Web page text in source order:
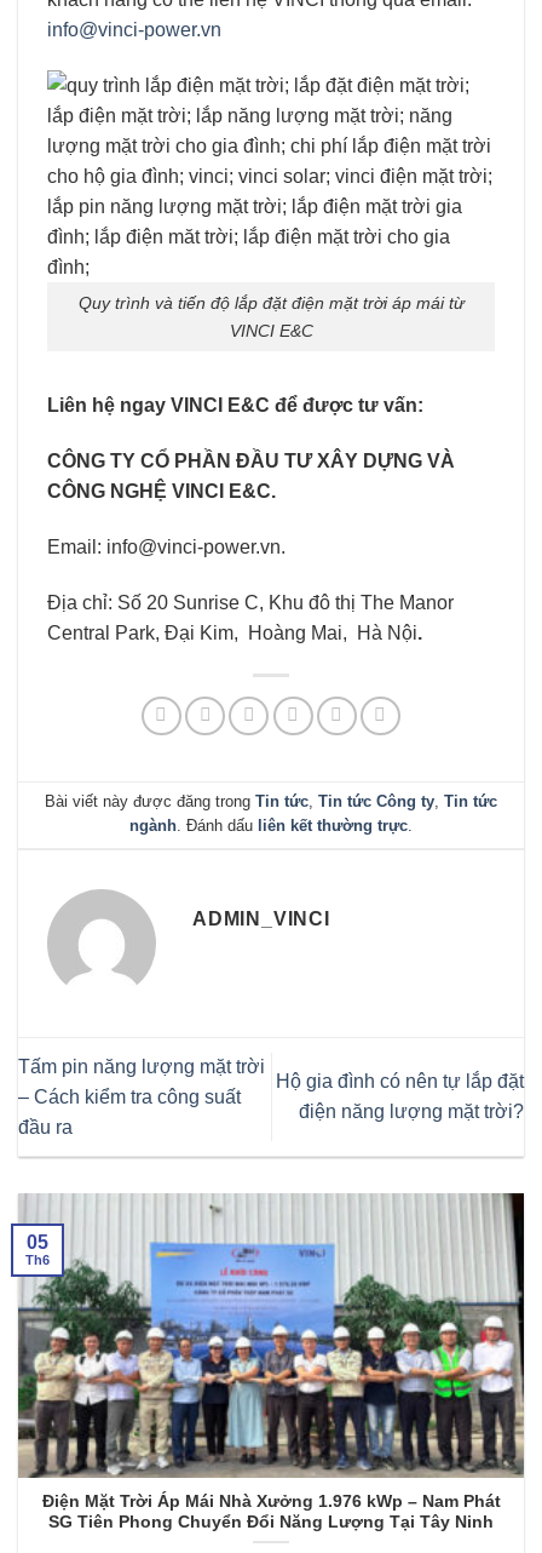
info@vinci-power.vn
Quy trình và tiến độ lắp đặt điện mặt trời áp mái từ
VINCI E&C
Liên hệ ngay VINCI E&C để được tư vấn:
CÔNG TY CỔ PHẦN ĐẦU TƯ XÂY DỰNG VÀ
CÔNG NGHỆ VINCI E&C.
Email: info@vinci-power.vn.
Địa chỉ: Số 20 Sunrise C, Khu đô thị The Manor
Central Park, Đại Kim, Hoàng Mai, Hà Nội.
Bài viết này được đăng trong Tin tức, Tin tức Công ty, Tin tức
ngành. Đánh dấu liên kết thường trực.
ADMIN_VINCI
Tấm pin năng lượng mặt trời
– Cách kiểm tra công suất
đầu ra
Hộ gia đình có nên tự lắp đặt
điện năng lượng mặt trời?
Điện Mặt Trời Áp Mái Nhà Xưởng 1.976 kWp – Nam Phát
SG Tiên Phong Chuyển Đổi Năng Lượng Tại Tây Ninh
05
Th6